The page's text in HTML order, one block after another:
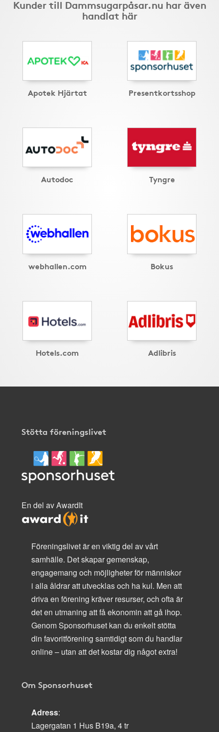
Kunder till Dammsugarpåsar.nu har även
handlat här
Apotek Hjärtat Presentkortsshop
Autodoc Tyngre
webhallen.com Bokus
Hotels.com Adlibris
Stötta föreningslivet
En del av AwardIt
Föreningslivet är en viktig del av vårt
samhälle. Det skapar gemenskap,
engagemang och möjligheter för människor
i alla åldrar att utvecklas och ha kul. Men att
driva en förening kräver resurser, och ofta är
det en utmaning att få ekonomin att gå ihop.
Genom Sponsorhuset kan du enkelt stötta
din favoritförening samtidigt som du handlar
online – utan att det kostar dig något extra!
Om Sponsorhuset
Adress:
Lagergatan 1 Hus B19a, 4 tr